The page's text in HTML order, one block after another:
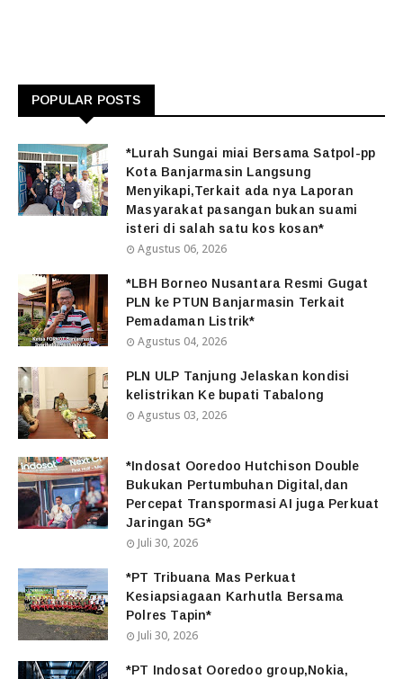
POPULAR POSTS
*Lurah Sungai miai Bersama Satpol-pp
Kota Banjarmasin Langsung
Menyikapi,Terkait ada nya Laporan
Masyarakat pasangan bukan suami
isteri di salah satu kos kosan*
Agustus 06, 2026
*LBH Borneo Nusantara Resmi Gugat
PLN ke PTUN Banjarmasin Terkait
Pemadaman Listrik*
Agustus 04, 2026
PLN ULP Tanjung Jelaskan kondisi
kelistrikan Ke bupati Tabalong
Agustus 03, 2026
*Indosat Ooredoo Hutchison Double
Bukukan Pertumbuhan Digital,dan
Percepat Transpormasi AI juga Perkuat
Jaringan 5G*
Juli 30, 2026
*PT Tribuana Mas Perkuat
Kesiapsiagaan Karhutla Bersama
Polres Tapin*
Juli 30, 2026
*PT Indosat Ooredoo group,Nokia,